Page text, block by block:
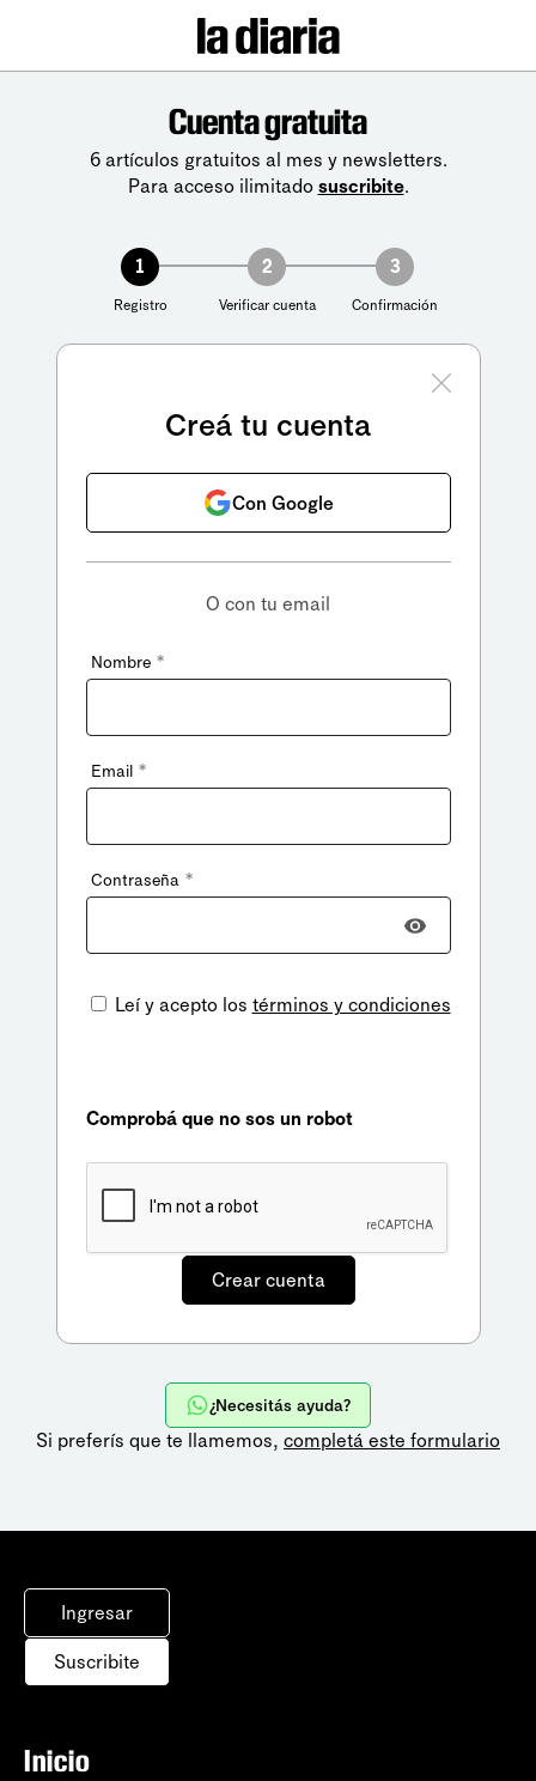
Cuenta gratuita
6 artículos gratuitos al mes y newsletters.
Para acceso ilimitado suscribite.
1
Registro
2
Verificar cuenta
3
Confirmación
Creá tu cuenta
Con Google
O con tu email
Nombre *
Email *
Contraseña *
Leí y acepto los términos y condiciones
Comprobá que no sos un robot
¿Necesitás ayuda?
Si preferís que te llamemos, completá este formulario
Ingresar
Suscribite
Inicio